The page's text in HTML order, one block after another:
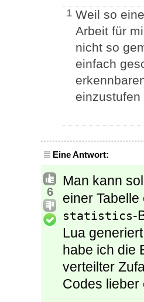
1 Weil so
Arbeit für
nicht so
einfach
einzustufen
Eine Antwort:
6
Man kann
einer
statistics-
Lua
habe ich die
verteilter
Codes lieber